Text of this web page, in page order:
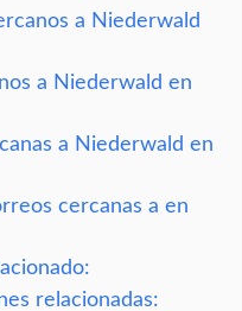
a Niederwald
a Niederwald en
a Niederwald en
cercanas a en
relacionadas: